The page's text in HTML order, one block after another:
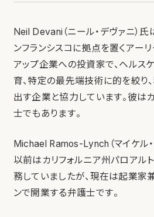
Neil Devani（ニール・デヴァニ）氏
ンフランシスコに拠点を置くアー
アップ企業への投資家で、ヘルス
育、特定の最先端技術に的を絞り
出す企業と協力しています。彼は
士でもあります。
Michael Ramos-Lynch（マイケル・
以前はカリフォルニア州パロアル
務していましたが、現在は起業家
ンで開業する弁護士です。